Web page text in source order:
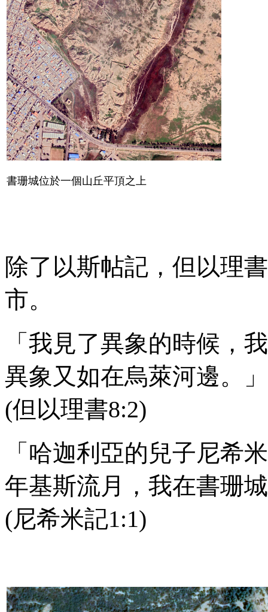
書珊城位於一個山丘平頂之上
除了以斯帖記，但以理
市。
「我見了異象的時候，
異象又如在烏萊河邊。」
(但以理書8:2)
「哈迦利亞的兒子尼希
年基斯流月，我在書珊
(尼希米記1:1)